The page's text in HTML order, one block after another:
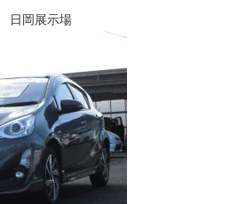
日岡展示場